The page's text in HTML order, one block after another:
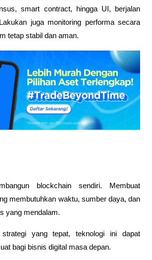
smart contract, hingga UI, berjalan
juga monitoring performa secara
tetap stabil dan aman.
blockchain sendiri. Membuat
membutuhkan waktu, sumber daya, dan
yang mendalam.
strategi yang tepat, teknologi ini dapat
bagi bisnis digital masa depan.